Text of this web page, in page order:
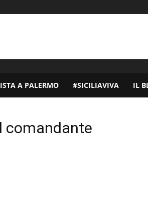
A PALERMO #SICILIAVIVA IL
comandante